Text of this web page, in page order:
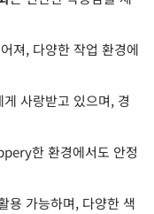
져, 다양한 작업 환경에
사랑받고 있으며, 경
한 환경에서도 안정
용 가능하며, 다양한 색